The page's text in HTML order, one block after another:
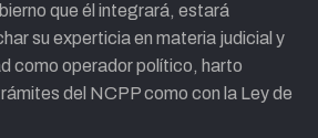
que él integrará, estará
su experticia en materia judicial y
como operador político, harto
del NCPP como con la Ley de